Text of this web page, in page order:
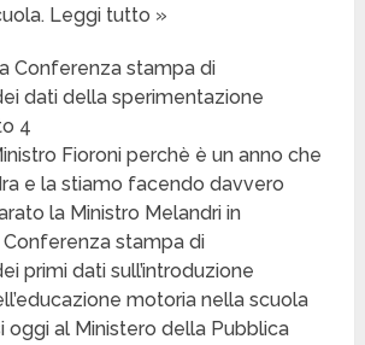
Leggi tutto »
Conferenza stampa di
dati della sperimentazione
4
Fioroni perchè è un anno che
e la stiamo facendo davvero
la Ministro Melandri in
stampa di
primi dati sull’introduzione
motoria nella scuola
oggi al Ministero della Pubblica